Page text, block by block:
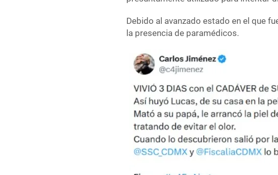
Debido al avanzado estado en el que
la presencia de paramédicos.